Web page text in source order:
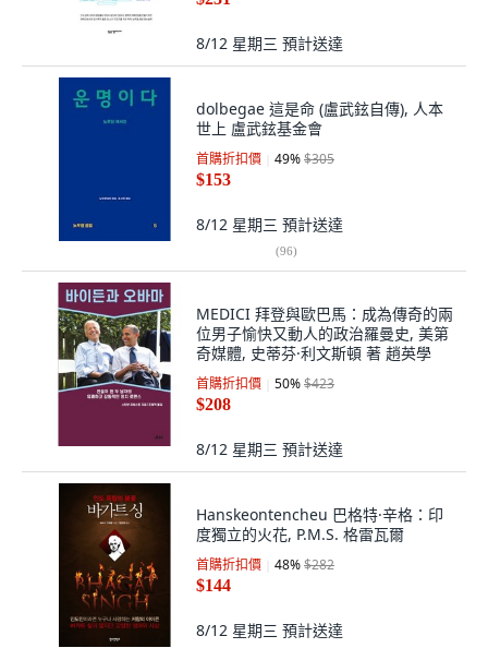
8/12 星期三 預計送達
dolbegae 這是命 (盧武鉉自傳), 人本
世上 盧武鉉基金會
首購折扣價 49%$305
$153
8/12 星期三 預計送達
(96)
MEDICI 拜登與歐巴馬：成為傳奇的兩
位男子愉快又動人的政治羅曼史, 美第
奇媒體, 史蒂芬·利文斯頓 著 趙英學
首購折扣價 50%$423
$208
8/12 星期三 預計送達
Hanskeontencheu 巴格特·辛格：印
度獨立的火花, P.M.S. 格雷瓦爾
首購折扣價 48%$282
$144
8/12 星期三 預計送達